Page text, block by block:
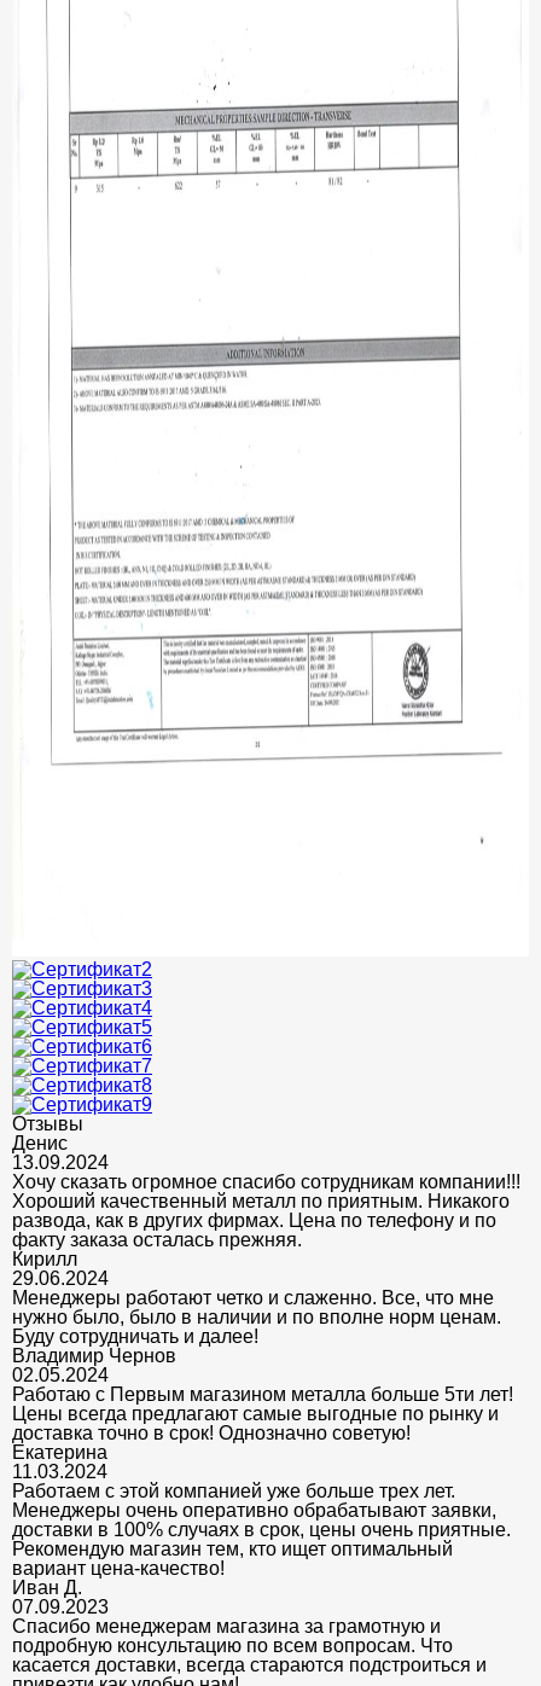
Отзывы
Денис
13.09.2024
Хочу сказать огромное спасибо сотрудникам компании!!!
Хороший качественный металл по приятным. Никакого
развода, как в других фирмах. Цена по телефону и по
факту заказа осталась прежняя.
Кирилл
29.06.2024
Менеджеры работают четко и слаженно. Все, что мне
нужно было, было в наличии и по вполне норм ценам.
Буду сотрудничать и далее!
Владимир Чернов
02.05.2024
Работаю с Первым магазином металла больше 5ти лет!
Цены всегда предлагают самые выгодные по рынку и
доставка точно в срок! Однозначно советую!
Екатерина
11.03.2024
Работаем с этой компанией уже больше трех лет.
Менеджеры очень оперативно обрабатывают заявки,
доставки в 100% случаях в срок, цены очень приятные.
Рекомендую магазин тем, кто ищет оптимальный
вариант цена-качество!
Иван Д.
07.09.2023
Спасибо менеджерам магазина за грамотную и
подробную консультацию по всем вопросам. Что
касается доставки, всегда стараются подстроиться и